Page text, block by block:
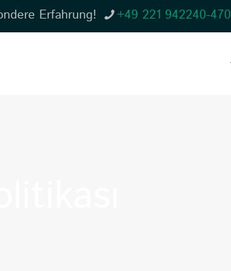
Erfahrung! +49 221 942240-470